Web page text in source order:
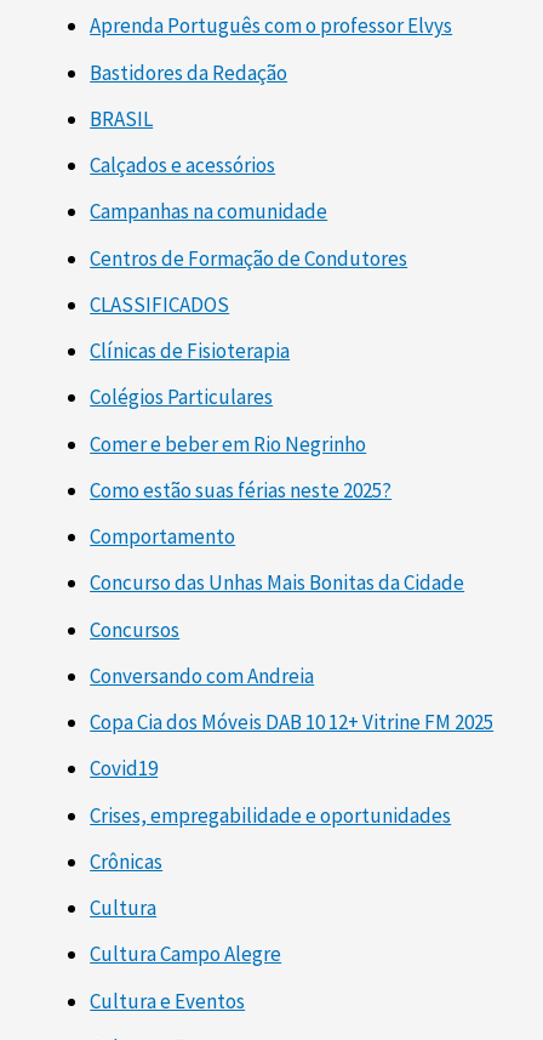
Aprenda Português com o professor Elvys
Bastidores da Redação
BRASIL
Calçados e acessórios
Campanhas na comunidade
Centros de Formação de Condutores
CLASSIFICADOS
Clínicas de Fisioterapia
Colégios Particulares
Comer e beber em Rio Negrinho
Como estão suas férias neste 2025?
Comportamento
Concurso das Unhas Mais Bonitas da Cidade
Concursos
Conversando com Andreia
Copa Cia dos Móveis DAB 10 12+ Vitrine FM 2025
Covid19
Crises, empregabilidade e oportunidades
Crônicas
Cultura
Cultura Campo Alegre
Cultura e Eventos